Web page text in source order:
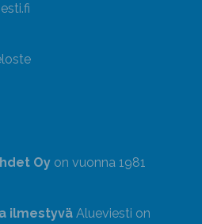
Oy on vuonna 1981
ilmestyvä Alueviesti on